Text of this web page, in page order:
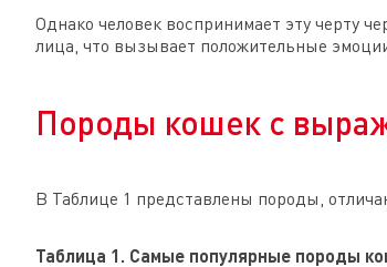
Однако человек воспринимает эту черту
лица, что вызывает положительные
Породы кошек с
В Таблице 1 представлены породы,
Таблица 1. Самые популярные породы